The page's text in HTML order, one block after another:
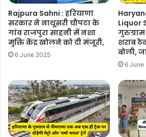
Rajpura Sahni : हरियाणा
सरकार ने नाथूसरी चौपटा के
गांव राजपुरा साहनी में नशा
मुक्ति केंद्र खोलने को दी मंजूरी,
6 June 2025
Liquor
शराब
बोली,
6 June